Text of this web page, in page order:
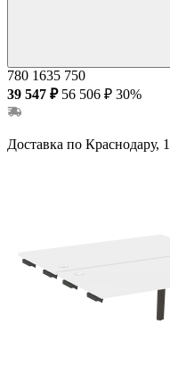
780 1635 750
39 547 ₽ 56 506 ₽ 30%
Доставка по Краснодару,